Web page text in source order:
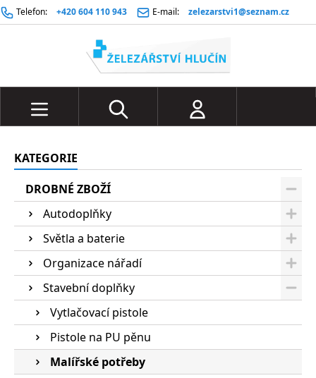
Telefon: +420 604 110 943 E-mail: zelezarstvi1@seznam.cz
KATEGORIE
DROBNÉ ZBOŽÍ
Autodoplňky
Světla a baterie
Organizace nářadí
Stavební doplňky
Vytlačovací pistole
Pistole na PU pěnu
Malířské potřeby